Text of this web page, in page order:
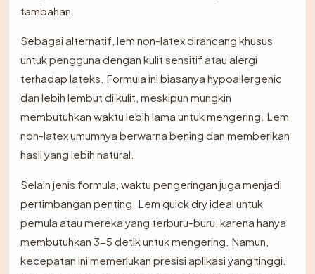
tambahan.
Sebagai alternatif, lem non-latex dirancang khusus
untuk pengguna dengan kulit sensitif atau alergi
terhadap lateks. Formula ini biasanya hypoallergenic
dan lebih lembut di kulit, meskipun mungkin
membutuhkan waktu lebih lama untuk mengering. Lem
non-latex umumnya berwarna bening dan memberikan
hasil yang lebih natural.
Selain jenis formula, waktu pengeringan juga menjadi
pertimbangan penting. Lem quick dry ideal untuk
pemula atau mereka yang terburu-buru, karena hanya
membutuhkan 3-5 detik untuk mengering. Namun,
kecepatan ini memerlukan presisi aplikasi yang tinggi.